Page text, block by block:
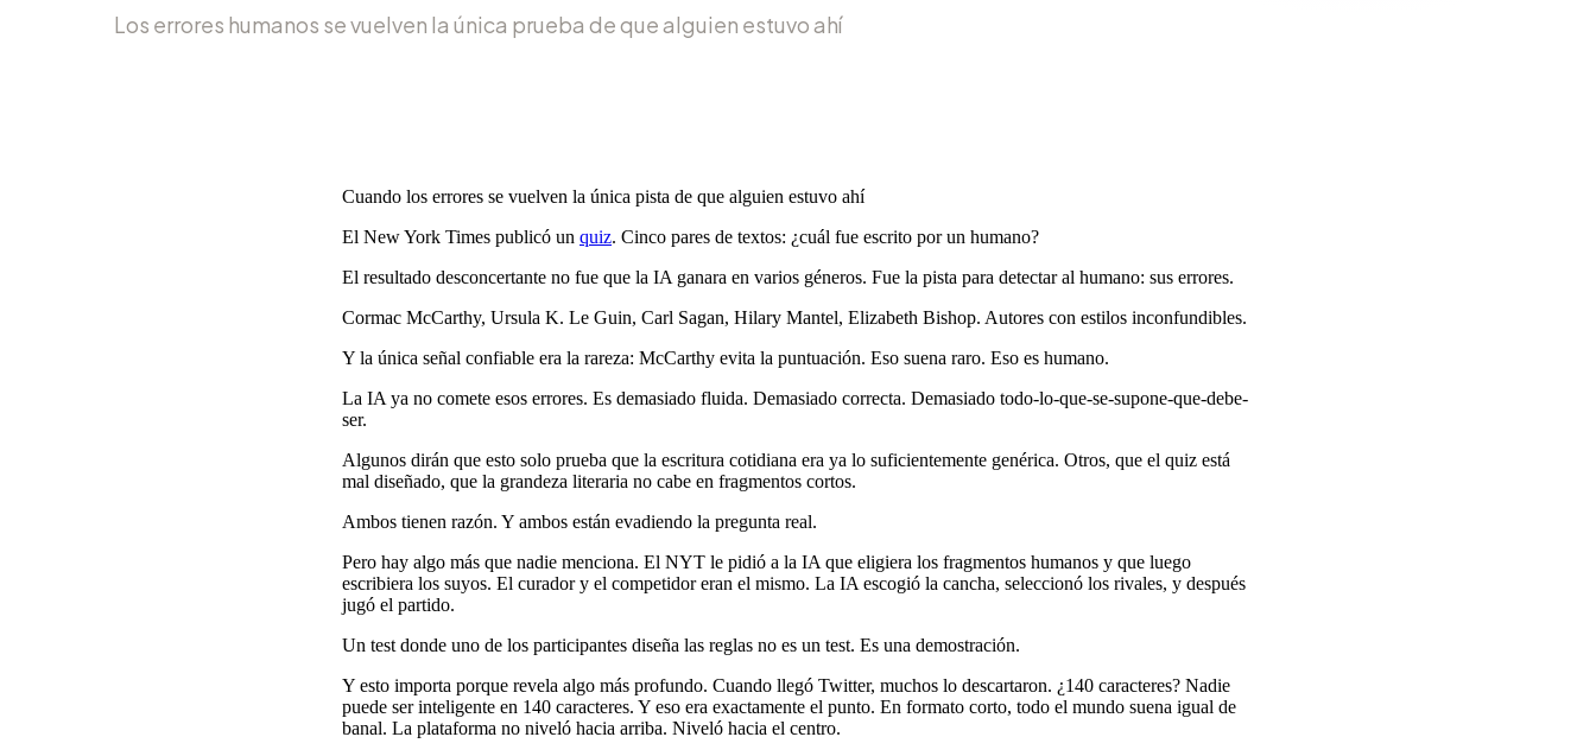
Los errores humanos se vuelven la única prueba de que alguien estuvo ahí
Cuando los errores se vuelven la única pista de que alguien estuvo ahí
El New York Times publicó un quiz. Cinco pares de textos: ¿cuál fue escrito por un humano?
El resultado desconcertante no fue que la IA ganara en varios géneros. Fue la pista para detectar al humano: sus errores.
Cormac McCarthy, Ursula K. Le Guin, Carl Sagan, Hilary Mantel, Elizabeth Bishop. Autores con estilos inconfundibles.
Y la única señal confiable era la rareza: McCarthy evita la puntuación. Eso suena raro. Eso es humano.
La IA ya no comete esos errores. Es demasiado fluida. Demasiado correcta. Demasiado todo-lo-que-se-supone-que-debe-
ser.
Algunos dirán que esto solo prueba que la escritura cotidiana era ya lo suficientemente genérica. Otros, que el quiz está
mal diseñado, que la grandeza literaria no cabe en fragmentos cortos.
Ambos tienen razón. Y ambos están evadiendo la pregunta real.
Pero hay algo más que nadie menciona. El NYT le pidió a la IA que eligiera los fragmentos humanos y que luego
escribiera los suyos. El curador y el competidor eran el mismo. La IA escogió la cancha, seleccionó los rivales, y después
jugó el partido.
Un test donde uno de los participantes diseña las reglas no es un test. Es una demostración.
Y esto importa porque revela algo más profundo. Cuando llegó Twitter, muchos lo descartaron. ¿140 caracteres? Nadie
puede ser inteligente en 140 caracteres. Y eso era exactamente el punto. En formato corto, todo el mundo suena igual de
banal. La plataforma no niveló hacia arriba. Niveló hacia el centro.